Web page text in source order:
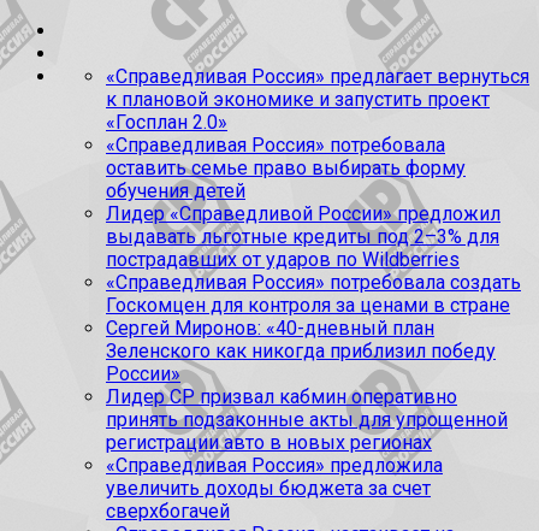
«Справедливая Россия» предлагает вернуться
к плановой экономике и запустить проект
«Госплан 2.0»
«Справедливая Россия» потребовала
оставить семье право выбирать форму
обучения детей
Лидер «Справедливой России» предложил
выдавать льготные кредиты под 2–3% для
пострадавших от ударов по Wildberries
«Справедливая Россия» потребовала создать
Госкомцен для контроля за ценами в стране
Сергей Миронов: «40-дневный план
Зеленского как никогда приблизил победу
России»
Лидер СР призвал кабмин оперативно
принять подзаконные акты для упрощенной
регистрации авто в новых регионах
«Справедливая Россия» предложила
увеличить доходы бюджета за счет
сверхбогачей